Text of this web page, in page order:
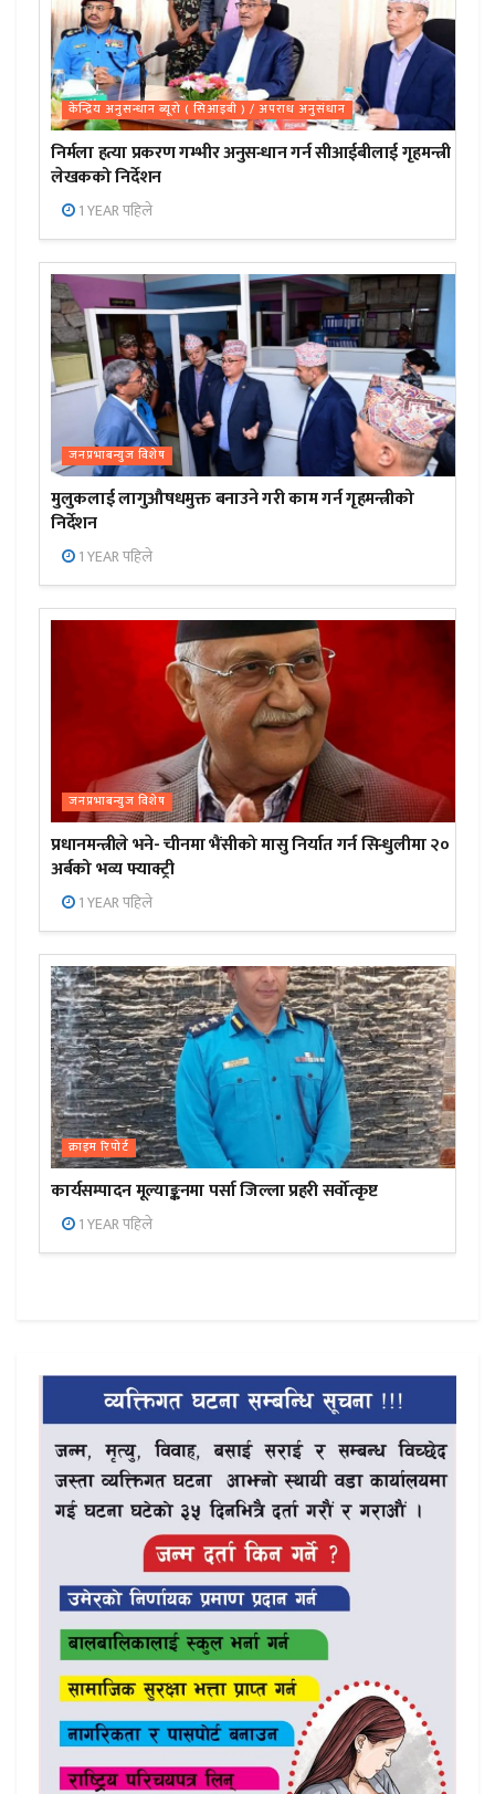
केन्द्रिय अनुसन्धान ब्यूरो ( सिआइबी ) / अपराध अनुसंधान
निर्मला हत्या प्रकरण गम्भीर अनुसन्धान गर्न सीआईबीलाई गृहमन्त्री
लेखकको निर्देशन
1 YEAR पहिले
जनप्रभाबन्युज विशेष
मुलुकलाई लागुऔषधमुक्त बनाउने गरी काम गर्न गृहमन्त्रीको
निर्देशन
1 YEAR पहिले
जनप्रभाबन्युज विशेष
प्रधानमन्त्रीले भने- चीनमा भैंसीको मासु निर्यात गर्न सिन्धुलीमा २०
अर्बको भव्य फ्याक्ट्री
1 YEAR पहिले
क्राइम रिपोर्ट
कार्यसम्पादन मूल्याङ्कनमा पर्सा जिल्ला प्रहरी सर्वोत्कृष्ट
1 YEAR पहिले